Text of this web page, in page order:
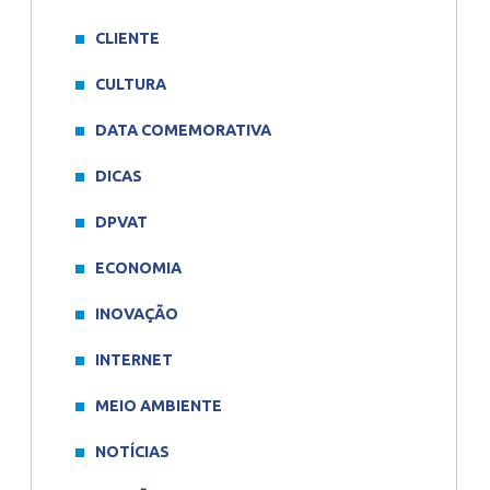
CLIENTE
CULTURA
DATA COMEMORATIVA
DICAS
DPVAT
ECONOMIA
INOVAÇÃO
INTERNET
MEIO AMBIENTE
NOTÍCIAS